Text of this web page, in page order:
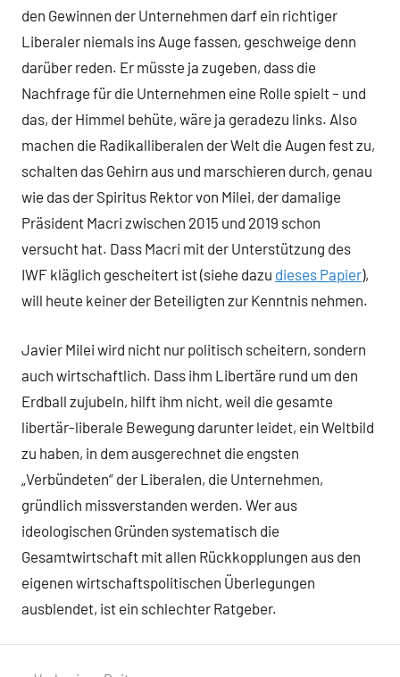
den Gewinnen der Unternehmen darf ein richtiger
Liberaler niemals ins Auge fassen, geschweige denn
darüber reden. Er müsste ja zugeben, dass die
Nachfrage für die Unternehmen eine Rolle spielt – und
das, der Himmel behüte, wäre ja geradezu links. Also
machen die Radikalliberalen der Welt die Augen fest zu,
schalten das Gehirn aus und marschieren durch, genau
wie das der Spiritus Rektor von Milei, der damalige
Präsident Macri zwischen 2015 und 2019 schon
versucht hat. Dass Macri mit der Unterstützung des
IWF kläglich gescheitert ist (siehe dazu dieses Papier),
will heute keiner der Beteiligten zur Kenntnis nehmen.
Javier Milei wird nicht nur politisch scheitern, sondern
auch wirtschaftlich. Dass ihm Libertäre rund um den
Erdball zujubeln, hilft ihm nicht, weil die gesamte
libertär-liberale Bewegung darunter leidet, ein Weltbild
zu haben, in dem ausgerechnet die engsten
„Verbündeten“ der Liberalen, die Unternehmen,
gründlich missverstanden werden. Wer aus
ideologischen Gründen systematisch die
Gesamtwirtschaft mit allen Rückkopplungen aus den
eigenen wirtschaftspolitischen Überlegungen
ausblendet, ist ein schlechter Ratgeber.